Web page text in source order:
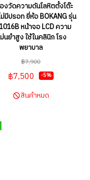
งวัดความดันโลหิตตั้งโต๊ะ
มีปรอท ยี่ห้อ BOKANG รุ่น
หน้าจอ LCD ความ
นยำสูง ใช้ในคลินิก โรง
พยาบาล
฿7,900
฿7,500 -5%
สินค้าหมด